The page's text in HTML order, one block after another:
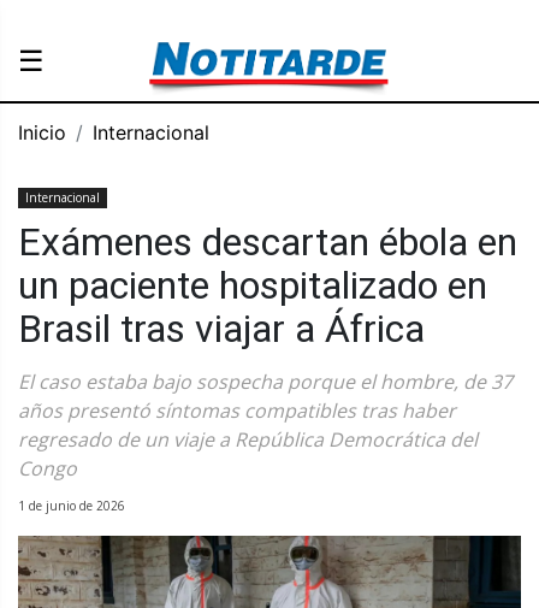
☰
Inicio Internacional
Internacional
Exámenes descartan ébola en
un paciente hospitalizado en
Brasil tras viajar a África
El caso estaba bajo sospecha porque el hombre, de 37
años presentó síntomas compatibles tras haber
regresado de un viaje a República Democrática del
Congo
1 de junio de 2026